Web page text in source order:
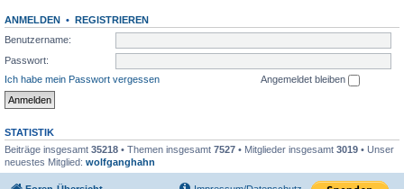
ANMELDEN • REGISTRIEREN
Benutzername:
Passwort:
Ich habe mein Passwort vergessen
Angemeldet bleiben
STATISTIK
Beiträge insgesamt 35218 • Themen insgesamt 7527 • Mitglieder insgesamt 3019 • Unser
neuestes Mitglied: wolfganghahn